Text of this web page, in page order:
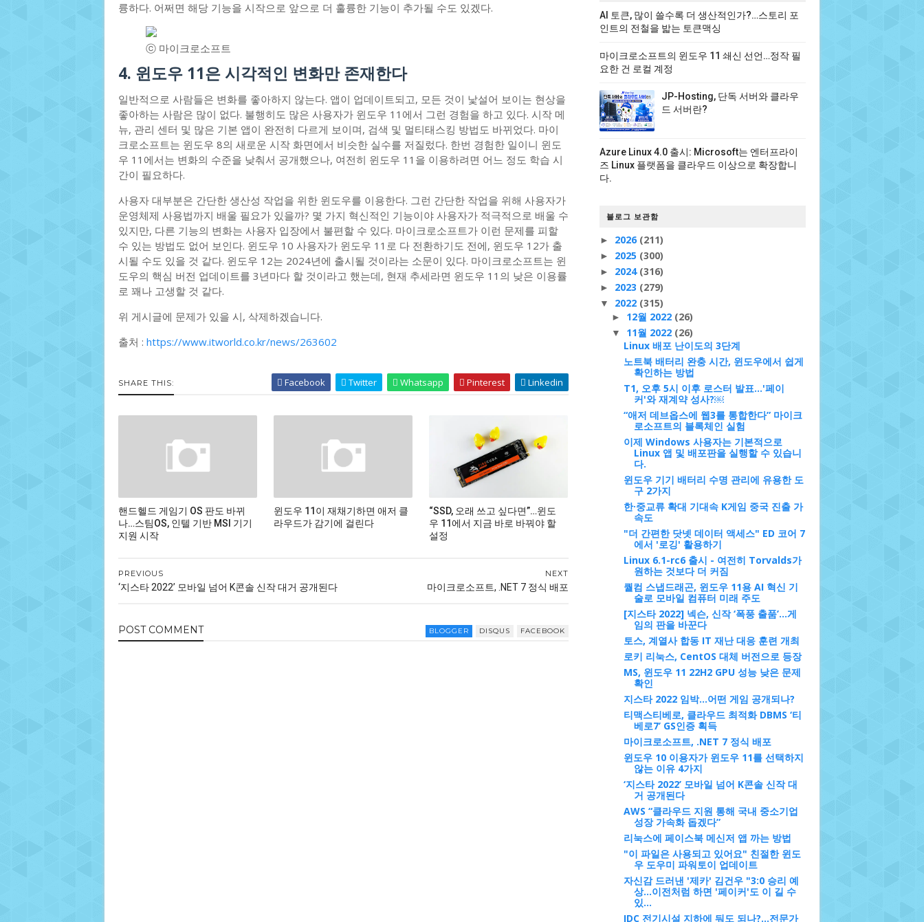
륭하다. 어쩌면 해당 기능을 시작으로 앞으로 더 훌륭한 기능이 추가될 수도 있겠다.
ⓒ 마이크로소프트
4. 윈도우 11은 시각적인 변화만 존재한다
일반적으로 사람들은 변화를 좋아하지 않는다. 앱이 업데이트되고, 모든 것이 낯설어 보이는 현상을
좋아하는 사람은 많이 없다. 불행히도 많은 사용자가 윈도우 11에서 그런 경험을 하고 있다. 시작 메
뉴, 관리 센터 및 많은 기본 앱이 완전히 다르게 보이며, 검색 및 멀티태스킹 방법도 바뀌었다. 마이
크로소프트는 윈도우 8의 새로운 시작 화면에서 비슷한 실수를 저질렀다. 한번 경험한 일이니 윈도
우 11에서는 변화의 수준을 낮춰서 공개했으나, 여전히 윈도우 11을 이용하려면 어느 정도 학습 시
간이 필요하다.
사용자 대부분은 간단한 생산성 작업을 위한 윈도우를 이용한다. 그런 간단한 작업을 위해 사용자가
운영체제 사용법까지 배울 필요가 있을까? 몇 가지 혁신적인 기능이야 사용자가 적극적으로 배울 수
있지만, 다른 기능의 변화는 사용자 입장에서 불편할 수 있다. 마이크로소프트가 이런 문제를 피할
수 있는 방법도 없어 보인다. 윈도우 10 사용자가 윈도우 11로 다 전환하기도 전에, 윈도우 12가 출
시될 수도 있을 것 같다. 윈도우 12는 2024년에 출시될 것이라는 소문이 있다. 마이크로소프트는 윈
도우의 핵심 버전 업데이트를 3년마다 할 것이라고 했는데, 현재 추세라면 윈도우 11의 낮은 이용률
로 꽤나 고생할 것 같다.
위 게시글에 문제가 있을 시, 삭제하겠습니다.
출처 : https://www.itworld.co.kr/news/263602
SHARE THIS: Facebook Twitter Whatsapp Pinterest Linkedin
핸드헬드 게임기 OS 판도 바뀌
나…스팀OS, 인텔 기반 MSI 기기
지원 시작
윈도우 11이 재채기하면 애저 클
라우드가 감기에 걸린다
“SSD, 오래 쓰고 싶다면”…윈도
우 11에서 지금 바로 바꿔야 할
설정
NEXT
마이크로소프트, .NET 7 정식 배포
PREVIOUS
‘지스타 2022’ 모바일 넘어 K콘솔 신작 대거 공개된다
POST COMMENT BLOGGER DISQUS FACEBOOK
AI 토큰, 많이 쓸수록 더 생산적인가?…스토리 포
인트의 전철을 밟는 토큰맥싱
마이크로소프트의 윈도우 11 쇄신 선언…정작 필
요한 건 로컬 계정
JP-Hosting, 단독 서버와 클라우
드 서버란?
Azure Linux 4.0 출시: Microsoft는 엔터프라이
즈 Linux 플랫폼을 클라우드 이상으로 확장합니
다.
블로그 보관함
► 2026 (211)
► 2025 (300)
► 2024 (316)
► 2023 (279)
▼ 2022 (315)
► 12월 2022 (26)
▼ 11월 2022 (26)
Linux 배포 난이도의 3단계
노트북 배터리 완충 시간, 윈도우에서 쉽게
확인하는 방법
T1, 오후 5시 이후 로스터 발표…'페이
커'와 재계약 성사?￼
“애저 데브옵스에 웹3를 통합한다” 마이크
로소프트의 블록체인 실험
이제 Windows 사용자는 기본적으로
Linux 앱 및 배포판을 실행할 수 있습니
다.
윈도우 기기 배터리 수명 관리에 유용한 도
구 2가지
한·중교류 확대 기대속 K게임 중국 진출 가
속도
"더 간편한 닷넷 데이터 액세스" ED 코어 7
에서 '로깅' 활용하기
Linux 6.1-rc6 출시 - 여전히 Torvalds가
원하는 것보다 더 커짐
퀄컴 스냅드래곤, 윈도우 11용 AI 혁신 기
술로 모바일 컴퓨터 미래 주도
[지스타 2022] 넥슨, 신작 ‘폭풍 출품’…게
임의 판을 바꾼다
토스, 계열사 합동 IT 재난 대응 훈련 개최
로키 리눅스, CentOS 대체 버전으로 등장
MS, 윈도우 11 22H2 GPU 성능 낮은 문제
확인
지스타 2022 임박…어떤 게임 공개되나?
티맥스티베로, 클라우드 최적화 DBMS ‘티
베로7’ GS인증 획득
마이크로소프트, .NET 7 정식 배포
윈도우 10 이용자가 윈도우 11를 선택하지
않는 이유 4가지
‘지스타 2022’ 모바일 넘어 K콘솔 신작 대
거 공개된다
AWS “클라우드 지원 통해 국내 중소기업
성장 가속화 돕겠다”
리눅스에 페이스북 메신저 앱 까는 방법
"이 파일은 사용되고 있어요" 친절한 윈도
우 도우미 파워토이 업데이트
자신감 드러낸 '제카' 김건우 "3:0 승리 예
상…이전처럼 하면 '페이커'도 이 길 수
있...
IDC 전기시설 지하에 둬도 되나?…전문가